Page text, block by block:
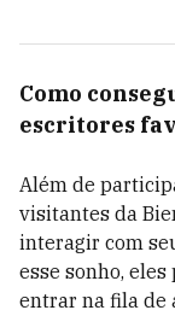
Como
escritores
Além de
visitantes da
interagir com
esse sonho,
entrar na fila de